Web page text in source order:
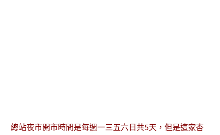
總站夜市開市時間是每週一三五六日共5天，但是這家杏